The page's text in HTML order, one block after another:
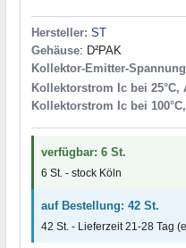
Hersteller: ST
Gehäuse: D²PAK
Kollektor-Emitter-
Kollektorstrom Ic bei 25°C,
Kollektorstrom Ic bei
verfügbar: 6 St.
6 St. - stock Köln
auf Bestellung: 42 St.
42 St. - Lieferzeit 21-28 Tag